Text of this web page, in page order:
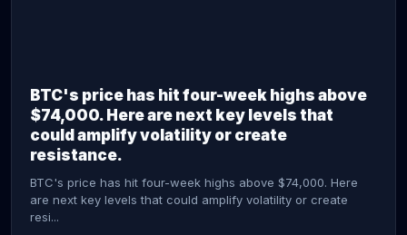
BTC's price has hit four-week highs above
$74,000. Here are next key levels that
could amplify volatility or create
resistance.
BTC's price has hit four-week highs above $74,000. Here
are next key levels that could amplify volatility or create
resi...